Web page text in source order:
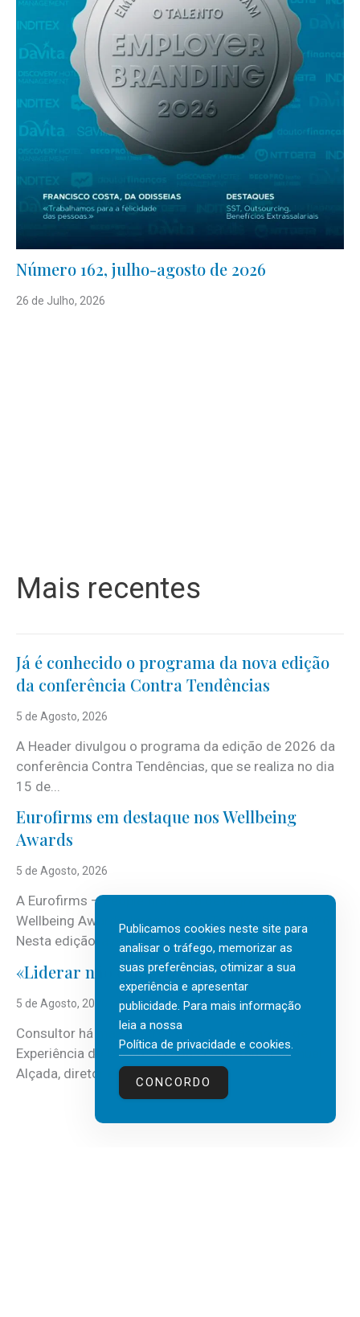
Número 162, julho-agosto de 2026
26 de Julho, 2026
Mais recentes
Já é conhecido o programa da nova edição
da conferência Contra Tendências
5 de Agosto, 2026
A Header divulgou o programa da edição de 2026 da
conferência Contra Tendências, que se realiza no dia
15 de...
Eurofirms em destaque nos Wellbeing
Awards
5 de Agosto, 2026
A Eurofirms – People first está de regresso aos
Wellbeing Awards, integrando o Top Wellbeing 2026.
Nesta edição, a multinacional...
«Liderar não é um talento místico.»
5 de Agosto, 2026
Consultor há mais de três décadas nas áreas de
Experiência do Cliente, Vendas e Liderança, Manuel
Alçada, diretor executivo da...
Publicamos cookies neste site para
analisar o tráfego, memorizar as
suas preferências, otimizar a sua
experiência e apresentar
publicidade. Para mais informação
leia a nossa
Política de privacidade e cookies.
CONCORDO